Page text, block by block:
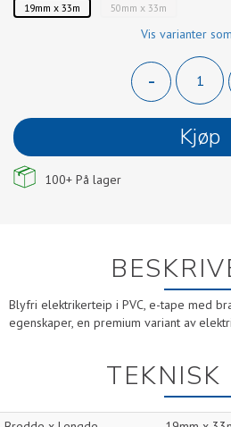
19mm x 33m 50mm x 33m
Vis varianter
-
Kjøp
100+ På lager
Blyfri elektrikerteip i PVC, e-tape med
egenskaper, en premium variant av
TEKNISK